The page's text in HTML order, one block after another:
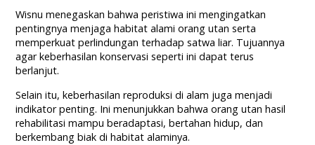
Wisnu menegaskan bahwa peristiwa ini mengingatkan
pentingnya menjaga habitat alami orang utan serta
memperkuat perlindungan terhadap satwa liar. Tujuannya
agar keberhasilan konservasi seperti ini dapat terus
berlanjut.
Selain itu, keberhasilan reproduksi di alam juga menjadi
indikator penting. Ini menunjukkan bahwa orang utan hasil
rehabilitasi mampu beradaptasi, bertahan hidup, dan
berkembang biak di habitat alaminya.